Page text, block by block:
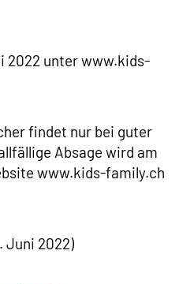
2022 unter www.kids-
findet nur bei guter
Absage wird am
www.kids-family.ch
Juni 2022)